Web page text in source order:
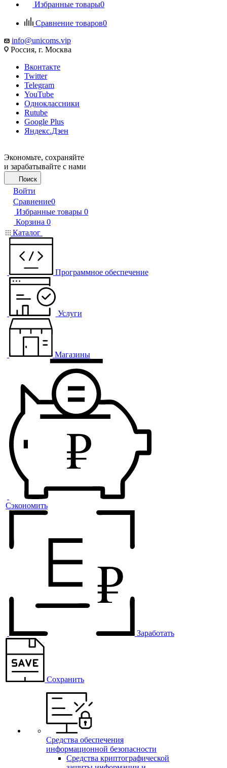
Избранные товары0
Сравнение товаров0
info@unicoms.vip
Россия, г. Москва
Вконтакте
Twitter
Telegram
YouTube
Одноклассники
Rutube
Google Plus
Яндекс.Дзен
Экономьте, сохраняйте
и зарабатывайте с нами
Поиск
Войти
Сравнение0
Избранные товары 0
Корзина 0
Каталог
Программное обеспечение
Услуги
Магазины
Сэкономить
Заработать
Сохранить
Средства обеспечения
информационной безопасности
Средства криптографической